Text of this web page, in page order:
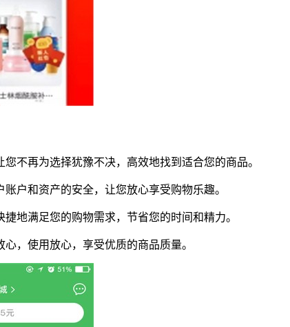
不再为选择犹豫不决，高效地找到适合您的商品。
户和资产的安全，让您放心享受购物乐趣。
地满足您的购物需求，节省您的时间和精力。
，使用放心，享受优质的商品质量。